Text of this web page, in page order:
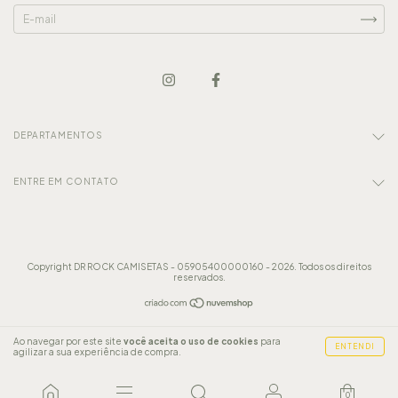
Ao navegar por este site você aceita o uso de cookies para
agilizar a sua experiência de compra.
ENTENDI
0
DEPARTAMENTOS
ENTRE EM CONTATO
Copyright DR ROCK CAMISETAS - 05905400000160 - 2026. Todos os direitos
reservados.